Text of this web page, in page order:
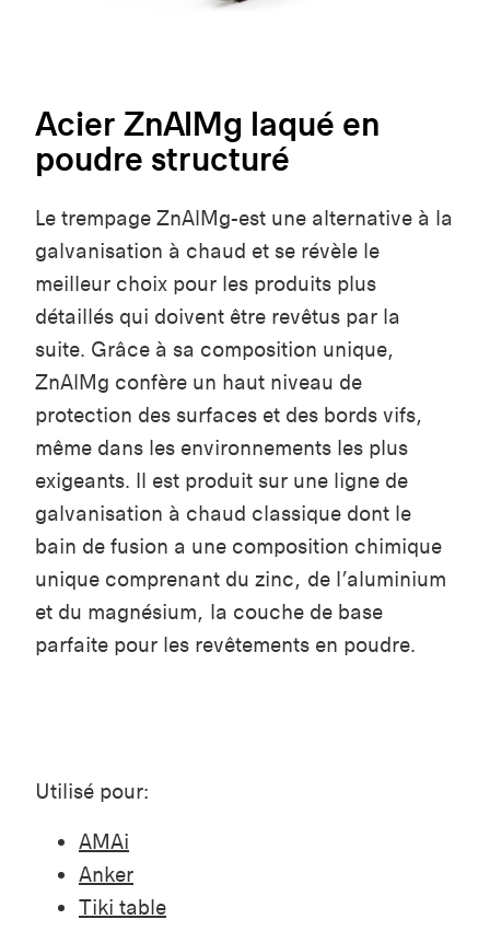
Acier ZnAIMg laqué en
poudre structuré
Le trempage ZnAlMg-est une alternative à la
galvanisation à chaud et se révèle le
meilleur choix pour les produits plus
détaillés qui doivent être revêtus par la
suite. Grâce à sa composition unique,
ZnAlMg confère un haut niveau de
protection des surfaces et des bords vifs,
même dans les environnements les plus
exigeants. Il est produit sur une ligne de
galvanisation à chaud classique dont le
bain de fusion a une composition chimique
unique comprenant du zinc, de l’aluminium
et du magnésium, la couche de base
parfaite pour les revêtements en poudre.
Utilisé pour:
AMAi
Anker
Tiki table